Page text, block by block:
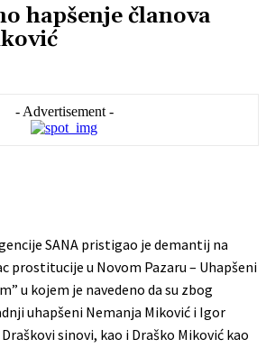
hapšenje članova
- Advertisement -
SANA pristigao je demantij na
prostitucije u Novom Pazaru – Uhapšeni
u kojem je navedeno da su zbog
uhapšeni Nemanja Miković i Igor
sinovi, kao i Draško Miković kao